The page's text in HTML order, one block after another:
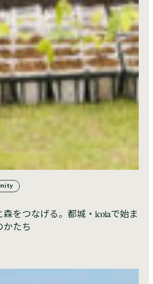
をつなげる。都城・icoiaで始ま
かたち